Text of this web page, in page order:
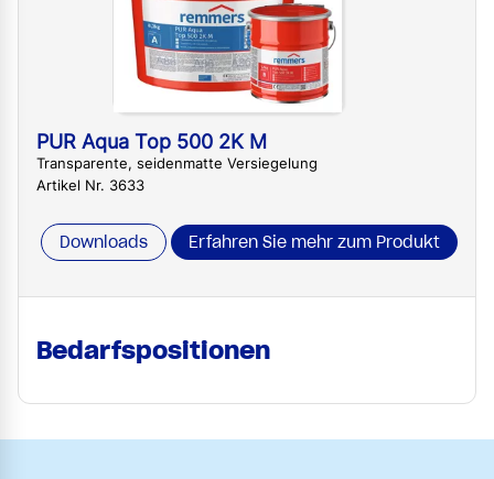
PUR Aqua ​Top 500 2K M
Transparente, seidenmatte Versiegelung
Artikel Nr. 3633
Downloads Erfahren Sie mehr zum Produkt
Bedarfspositionen